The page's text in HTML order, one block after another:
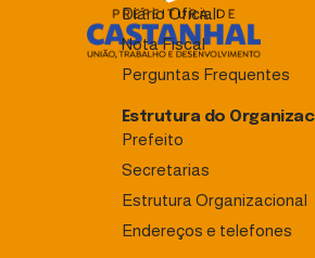
Diário Oficial
Nota Fiscal
Perguntas Frequentes
Estrutura do
Prefeito
Secretarias
Estrutura Organizacional
Endereços e telefones